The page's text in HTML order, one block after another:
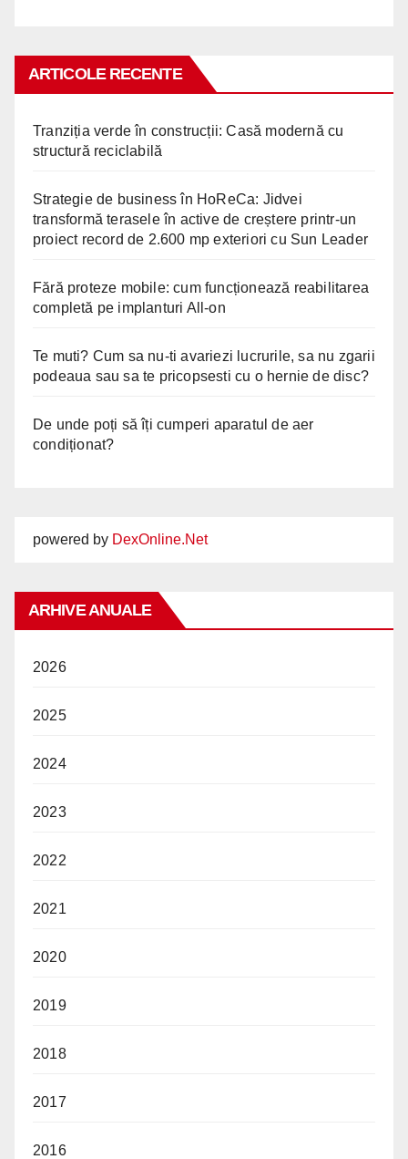
ARTICOLE RECENTE
Tranziția verde în construcții: Casă modernă cu
structură reciclabilă
Strategie de business în HoReCa: Jidvei
transformă terasele în active de creștere printr-un
proiect record de 2.600 mp exteriori cu Sun Leader
Fără proteze mobile: cum funcționează reabilitarea
completă pe implanturi All-on
Te muti? Cum sa nu-ti avariezi lucrurile, sa nu zgarii
podeaua sau sa te pricopsesti cu o hernie de disc?
De unde poți să îți cumperi aparatul de aer
condiționat?
powered by DexOnline.Net
ARHIVE ANUALE
2026
2025
2024
2023
2022
2021
2020
2019
2018
2017
2016